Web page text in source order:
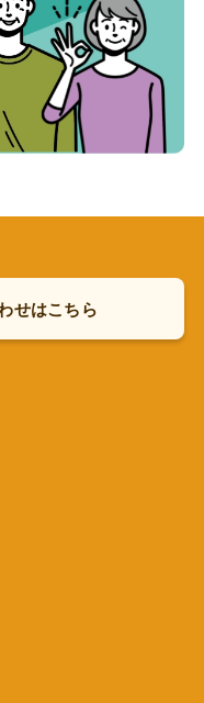
せはこちら